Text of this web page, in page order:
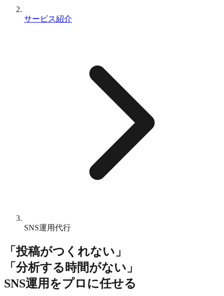
サービス紹介
SNS運用代行
「投稿がつくれない」
「分析する時間がない」
SNS運用をプロに任せる